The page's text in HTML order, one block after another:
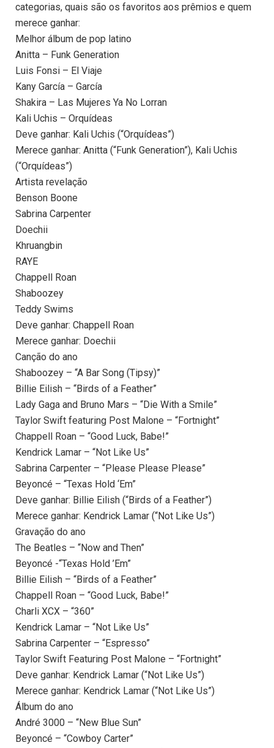
categorias, quais são os favoritos aos prêmios e quem
merece ganhar:
Melhor álbum de pop latino
Anitta – Funk Generation
Luis Fonsi – El Viaje
Kany García – García
Shakira – Las Mujeres Ya No Lorran
Kali Uchis – Orquídeas
Deve ganhar: Kali Uchis (“Orquídeas”)
Merece ganhar: Anitta (“Funk Generation”), Kali Uchis
(“Orquídeas”)
Artista revelação
Benson Boone
Sabrina Carpenter
Doechii
Khruangbin
RAYE
Chappell Roan
Shaboozey
Teddy Swims
Deve ganhar: Chappell Roan
Merece ganhar: Doechii
Canção do ano
Shaboozey – “A Bar Song (Tipsy)”
Billie Eilish – “Birds of a Feather”
Lady Gaga and Bruno Mars – “Die With a Smile”
Taylor Swift featuring Post Malone – “Fortnight”
Chappell Roan – “Good Luck, Babe!”
Kendrick Lamar – “Not Like Us”
Sabrina Carpenter – “Please Please Please”
Beyoncé – “Texas Hold ‘Em”
Deve ganhar: Billie Eilish (“Birds of a Feather”)
Merece ganhar: Kendrick Lamar (“Not Like Us”)
Gravação do ano
The Beatles – “Now and Then”
Beyoncé -“Texas Hold ’Em”
Billie Eilish – “Birds of a Feather”
Chappell Roan – “Good Luck, Babe!”
Charli XCX – “360”
Kendrick Lamar – “Not Like Us”
Sabrina Carpenter – “Espresso”
Taylor Swift Featuring Post Malone – “Fortnight”
Deve ganhar: Kendrick Lamar (“Not Like Us”)
Merece ganhar: Kendrick Lamar (“Not Like Us”)
Álbum do ano
André 3000 – “New Blue Sun”
Beyoncé – “Cowboy Carter”